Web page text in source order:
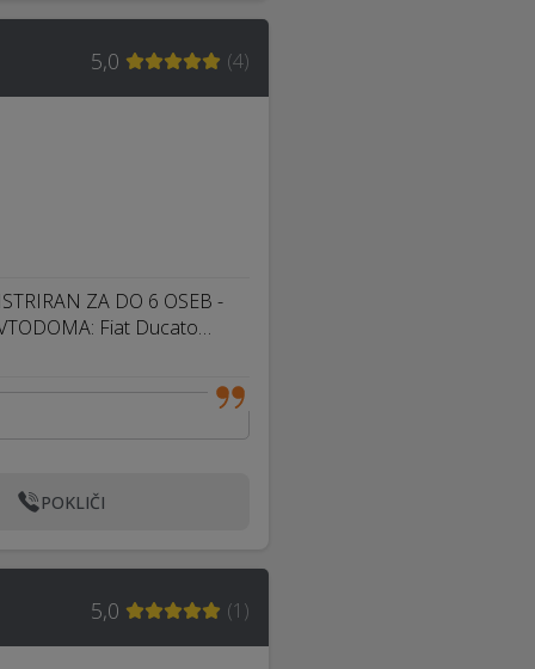
5,0 (4)
ZA DO 6 OSEB -
Fiat Ducato…
POKLIČI
5,0 (1 )